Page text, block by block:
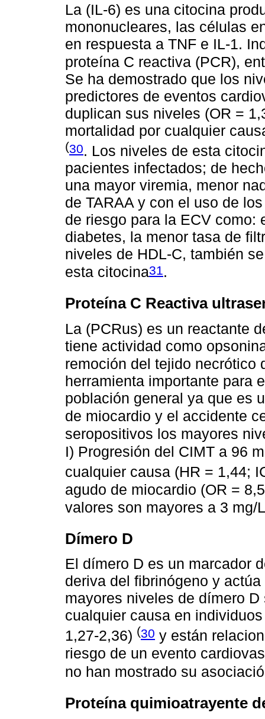
La (IL-6) es una citocina
mononucleares, las células
en respuesta a TNF e IL-1.
proteína C reactiva (PCR),
Se ha demostrado que los
predictores de eventos
duplican sus niveles (OR =
mortalidad por cualquier
(30. Los niveles de esta
pacientes infectados; de
una mayor viremia, menor
de TARAA y con el uso de
de riesgo para la ECV como:
diabetes, la menor tasa de
niveles de HDL-C, también
esta citocina31 .
Proteína C Reactiva
La (PCRus) es un reactante
tiene actividad como
remoción del tejido necrótico
herramienta importante para
población general ya que es
de miocardio y el accidente
seropositivos los mayores
I) Progresión del CIMT a 96
cualquier causa (HR = 1,44;
agudo de miocardio (OR =
valores son mayores a 3 mg/
Dímero D
El dímero D es un marcador
deriva del fibrinógeno y
mayores niveles de dímero
cualquier causa en
1,27-2,36) (30 y están
riesgo de un evento
no han mostrado su
Proteína quimioatrayente